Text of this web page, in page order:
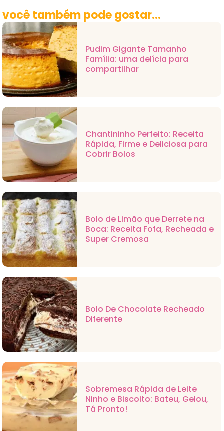
você também pode gostar...
Pudim Gigante Tamanho
Família: uma delícia para
compartilhar
Chantininho Perfeito: Receita
Rápida, Firme e Deliciosa para
Cobrir Bolos
Bolo de Limão que Derrete na
Boca: Receita Fofa, Recheada e
Super Cremosa
Bolo De Chocolate Recheado
Diferente
Sobremesa Rápida de Leite
Ninho e Biscoito: Bateu, Gelou,
Tá Pronto!